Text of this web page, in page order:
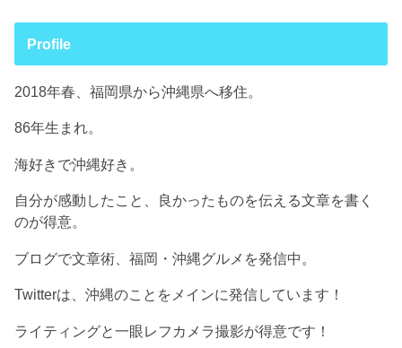
Profile
2018年春、福岡県から沖縄県へ移住。
86年生まれ。
海好きで沖縄好き。
自分が感動したこと、良かったものを伝える文章を書く
のが得意。
ブログで文章術、福岡・沖縄グルメを発信中。
Twitterは、沖縄のことをメインに発信しています！
ライティングと一眼レフカメラ撮影が得意です！